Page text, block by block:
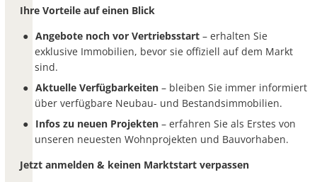
Ihre Vorteile auf einen Blick
Angebote noch vor Vertriebsstart – erhalten Sie
exklusive Immobilien, bevor sie offiziell auf dem Markt
sind.
Aktuelle Verfügbarkeiten – bleiben Sie immer informiert
über verfügbare Neubau- und Bestandsimmobilien.
Infos zu neuen Projekten – erfahren Sie als Erstes von
unseren neuesten Wohnprojekten und Bauvorhaben.
Jetzt anmelden & keinen Marktstart verpassen